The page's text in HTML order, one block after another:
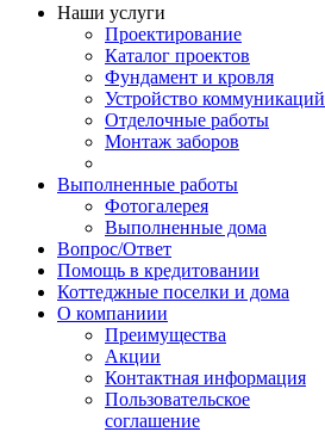
Наши услуги
Проектирование
Каталог проектов
Фундамент и кровля
Устройство коммуникаций
Отделочные работы
Монтаж заборов
Выполненные работы
Фотогалерея
Выполненные дома
Вопрос/Ответ
Помощь в кредитовании
Коттеджные поселки и дома
О компаниии
Преимущества
Акции
Контактная информация
Пользовательское
соглашение